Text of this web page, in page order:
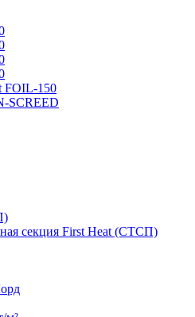
FOIL-150
SCREED
секция First Heat (СТСП)